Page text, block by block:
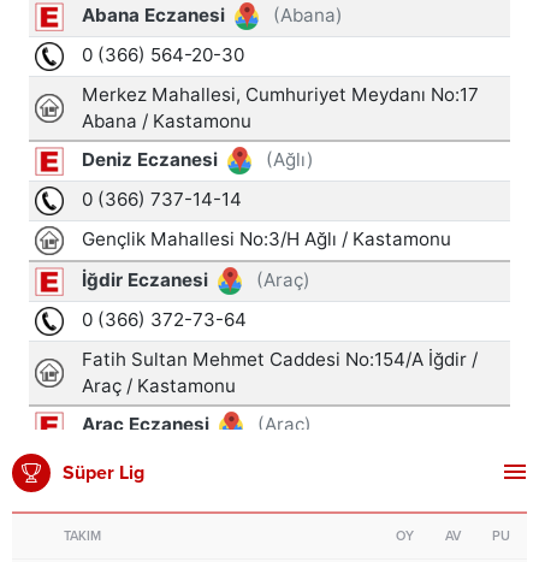
Süper Lig
TAKIM OY AV PU